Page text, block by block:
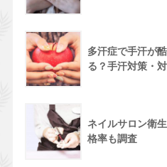
多汗症で手汗が
る？手汗対策・
ネイルサロン衛
格率も調査